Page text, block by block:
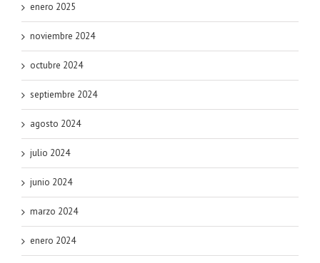
enero 2025
noviembre 2024
octubre 2024
septiembre 2024
agosto 2024
julio 2024
junio 2024
marzo 2024
enero 2024